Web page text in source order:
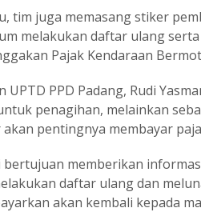
tim juga memasang stiker
melakukan daftar ulang
Pajak Kendaraan
UPTD PPD Padang, Rudi
penagihan, melainkan
akan pentingnya membayar
bertujuan memberikan
daftar ulang dan
akan kembali kepada